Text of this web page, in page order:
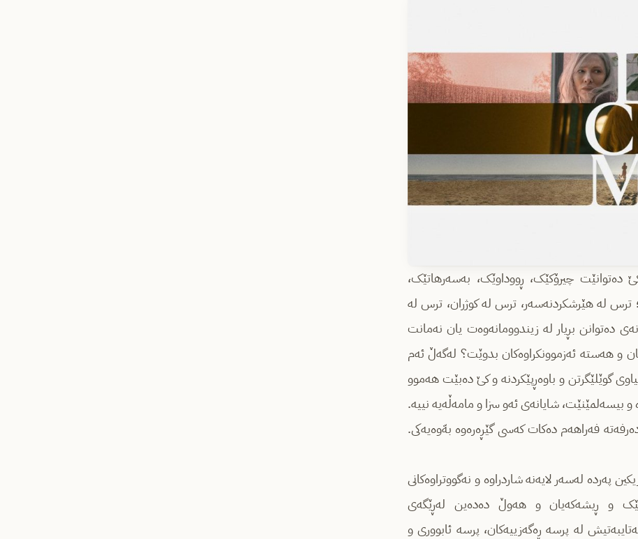
دەتوانێت چیرۆکێک، ڕووداوێک، بەسەرهاتێک،
ترس لە هێرشکردنەسەر، ترس لە کوژران، ترس لە
دەتوانن بڕیار لە زیندوومانەوەت یان نەمانت
و هەستە ئەزموونکراوەکان بدوێت؟ لەگەڵ ئەم
گوێلێگرتن و باوەڕپێکردنە و کێ دەبێت هەموو
بیسەلمێنێت، شایانەی ئەو سزا و مامەڵەیە نییە.
فەراهەم دەکات کەسی گێڕەرەوە بەّوەیەکی.
پەردە لەسەر لایەنە شاردراوە و نەگووتراوەکانی
و ڕیشەکەیان و هەوڵ دەدەین لەڕێگەی
لە پرسە ڕەگەزییەکان، پرسە ئابووری و